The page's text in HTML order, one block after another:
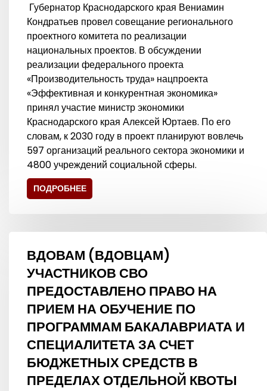
Губернатор Краснодарского края Вениамин
Кондратьев провел совещание регионального
проектного комитета по реализации
национальных проектов. В обсуждении
реализации федерального проекта
«Производительность труда» нацпроекта
«Эффективная и конкурентная экономика»
принял участие министр экономики
Краснодарского края Алексей Юртаев. По его
словам, к 2030 году в проект планируют вовлечь
597 организаций реального сектора экономики и
4800 учреждений социальной сферы.
ПОДРОБНЕЕ
ВДОВАМ (ВДОВЦАМ)
УЧАСТНИКОВ СВО
ПРЕДОСТАВЛЕНО ПРАВО НА
ПРИЕМ НА ОБУЧЕНИЕ ПО
ПРОГРАММАМ БАКАЛАВРИАТА И
СПЕЦИАЛИТЕТА ЗА СЧЕТ
БЮДЖЕТНЫХ СРЕДСТВ В
ПРЕДЕЛАХ ОТДЕЛЬНОЙ КВОТЫ